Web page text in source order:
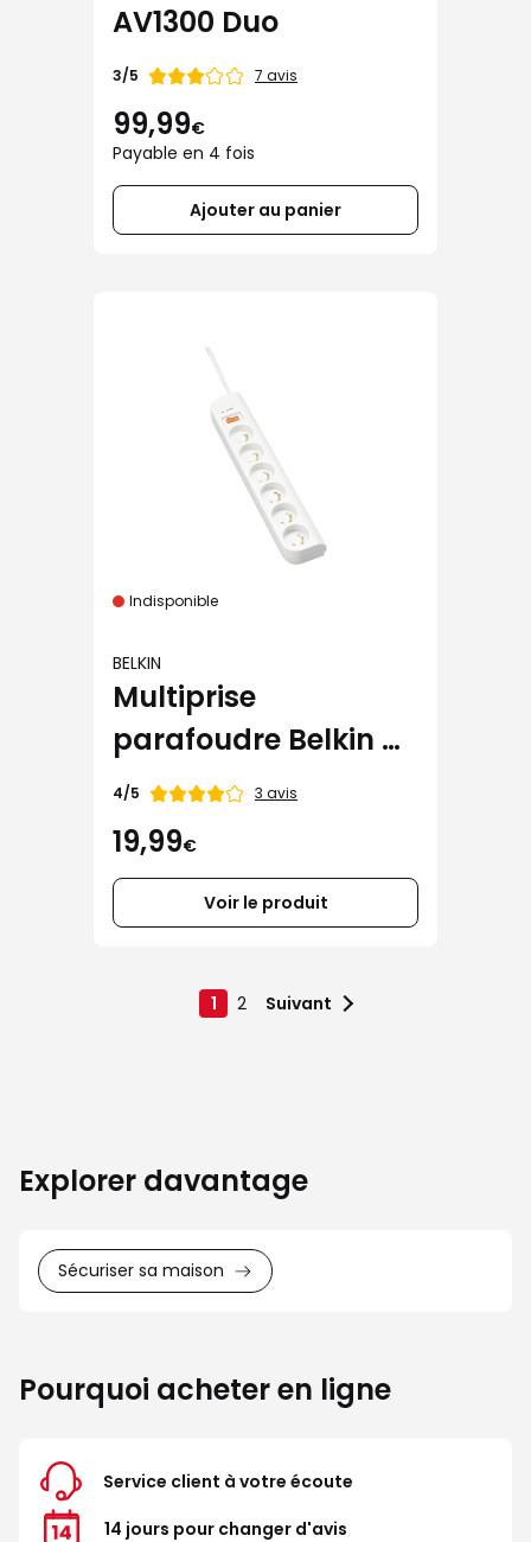
AV1300 Duo
Note
3/5 7 avis
99,99€
Payable en 4 fois
Ajouter au panier
Indisponible
BELKIN
Multiprise
parafoudre Belkin 6
prises
Note
4/5 3 avis
19,99€
Voir le produit
1 2 Suivant
Explorer davantage
Sécuriser sa maison
Pourquoi acheter en ligne
Service client à votre écoute
14 jours pour changer d'avis